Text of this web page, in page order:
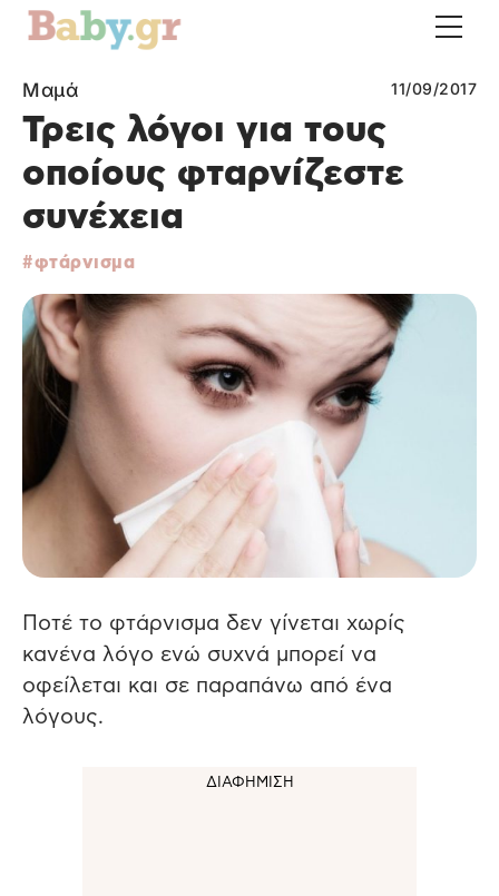
Μαμά 11/09/2017
Τρεις λόγοι για τους
οποίους φταρνίζεστε
συνέχεια
φτάρνισμα
Ποτέ το φτάρνισμα δεν γίνεται χωρίς
κανένα λόγο ενώ συχνά μπορεί να
οφείλεται και σε παραπάνω από ένα
λόγους.